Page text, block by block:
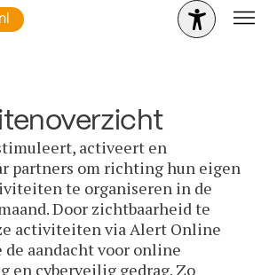
activeert en
partners om richting hun eigen
te organiseren in de
Door zichtbaarheid te
activiteiten via Alert Online
aandacht voor online
en cyberveilig gedrag. Zo